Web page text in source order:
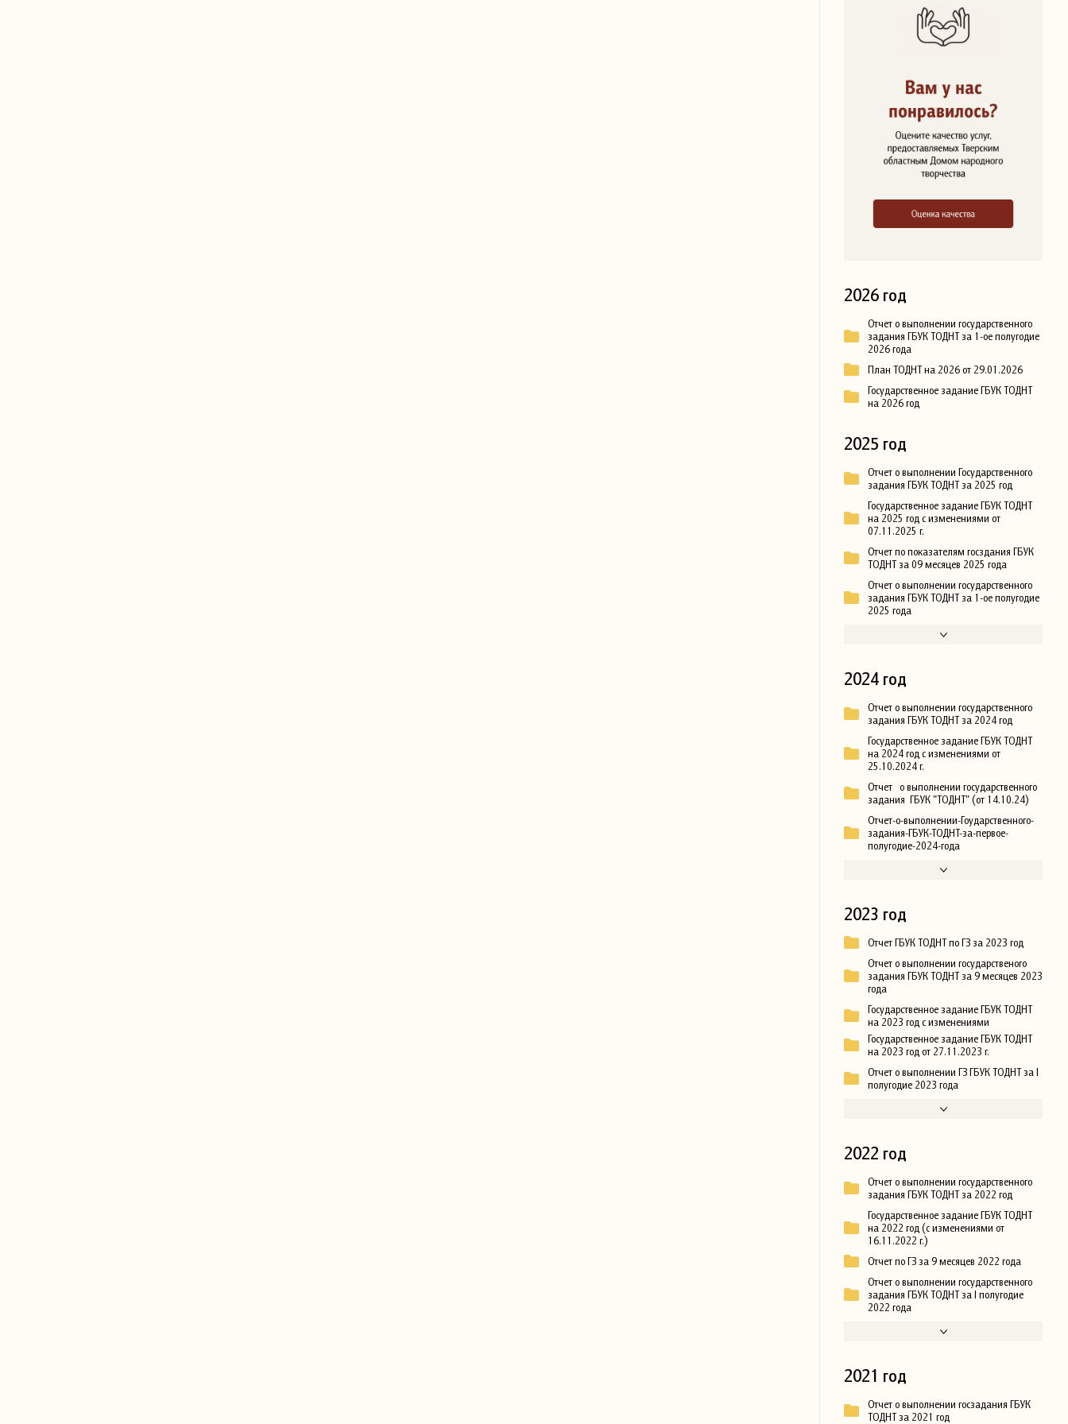
2026 год
Отчет о выполнении государственного
задания ГБУК ТОДНТ за 1-ое полугодие
2026 года
План ТОДНТ на 2026 от 29.01.2026
Государственное задание ГБУК ТОДНТ
на 2026 год
2025 год
Отчет о выполнении Государственного
задания ГБУК ТОДНТ за 2025 год
Государственное задание ГБУК ТОДНТ
на 2025 год с изменениями от
07.11.2025 г.
Отчет по показателям госздания ГБУК
ТОДНТ за 09 месяцев 2025 года
Отчет о выполнении государственного
задания ГБУК ТОДНТ за 1-ое полугодие
2025 года
2024 год
Отчет о выполнении государственного
задания ГБУК ТОДНТ за 2024 год
Государственное задание ГБУК ТОДНТ
на 2024 год с изменениями от
25.10.2024 г.
Отчет о выполнении государственного
задания ГБУК "ТОДНТ" (от 14.10.24)
Отчет-о-выполнении-Гоударственного-
задания-ГБУК-ТОДНТ-за-первое-
полугодие-2024-года
2023 год
Отчет ГБУК ТОДНТ по ГЗ за 2023 год
Отчет о выполнении государственого
задания ГБУК ТОДНТ за 9 месяцев 2023
года
Государственное задание ГБУК ТОДНТ
на 2023 год с изменениями
Государственное задание ГБУК ТОДНТ
на 2023 год от 27.11.2023 г.
Отчет о выполнении ГЗ ГБУК ТОДНТ за I
полугодие 2023 года
2022 год
Отчет о выполнении государственного
задания ГБУК ТОДНТ за 2022 год
Государственное задание ГБУК ТОДНТ
на 2022 год (с изменениями от
16.11.2022 г.)
Отчет по ГЗ за 9 месяцев 2022 года
Отчет о выполнении государственного
задания ГБУК ТОДНТ за I полугодие
2022 года
2021 год
Отчет о выполнении госзадания ГБУК
ТОДНТ за 2021 год